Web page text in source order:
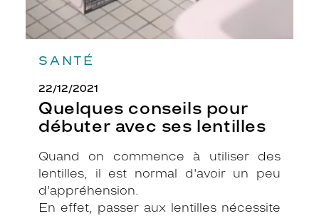
SANTÉ
22/12/2021
Quelques conseils pour
débuter avec ses lentilles
Quand on commence à utiliser des
lentilles, il est normal d'avoir un peu
d'appréhension.
En effet, passer aux lentilles nécessite